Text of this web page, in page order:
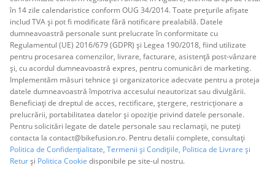
în 14 zile calendaristice conform OUG 34/2014. Toate prețurile afișate
includ TVA și pot fi modificate fără notificare prealabilă. Datele
dumneavoastră personale sunt prelucrate în conformitate cu
Regulamentul (UE) 2016/679 (GDPR) și Legea 190/2018, fiind utilizate
pentru procesarea comenzilor, livrare, facturare, asistență post-vânzare
și, cu acordul dumneavoastră expres, pentru comunicări de marketing.
Implementăm măsuri tehnice și organizatorice adecvate pentru a proteja
datele dumneavoastră împotriva accesului neautorizat sau divulgării.
Beneficiați de dreptul de acces, rectificare, ștergere, restricționare a
prelucrării, portabilitatea datelor și opoziție privind datele personale.
Pentru solicitări legate de datele personale sau reclamații, ne puteți
contacta la contact@bikefusion.ro. Pentru detalii complete, consultați
Politica de Confidențialitate, Termenii și Condițiile, Politica de Livrare și
Returși Politica Cookie disponibile pe site-ul nostru.